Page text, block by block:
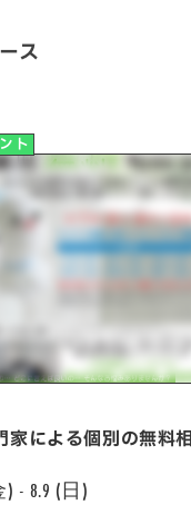
ス
ト
家による個別の無料相
) - 8.9 (日)